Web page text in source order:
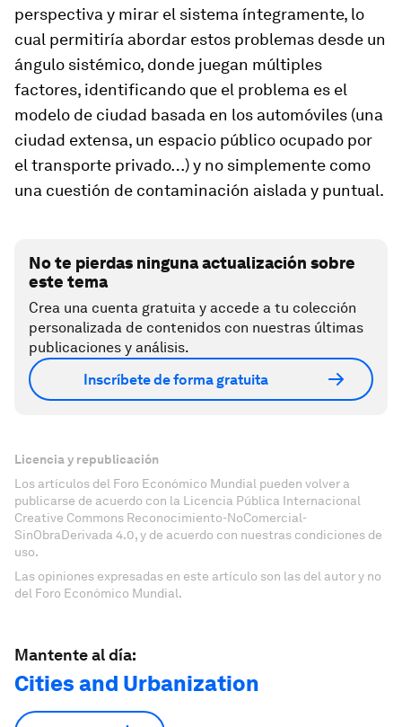
perspectiva y mirar el sistema íntegramente, lo
cual permitiría abordar estos problemas desde un
ángulo sistémico, donde juegan múltiples
factores, identificando que el problema es el
modelo de ciudad basada en los automóviles (una
ciudad extensa, un espacio público ocupado por
el transporte privado…) y no simplemente como
una cuestión de contaminación aislada y puntual.
No te pierdas ninguna actualización sobre
este tema
Crea una cuenta gratuita y accede a tu colección
personalizada de contenidos con nuestras últimas
publicaciones y análisis.
Inscríbete de forma gratuita
Licencia y republicación
Los artículos del Foro Económico Mundial pueden volver a
publicarse de acuerdo con la Licencia Pública Internacional
Creative Commons Reconocimiento-NoComercial-
SinObraDerivada 4.0, y de acuerdo con nuestras condiciones de
uso.
Las opiniones expresadas en este artículo son las del autor y no
del Foro Económico Mundial.
Mantente al día:
Cities and Urbanization